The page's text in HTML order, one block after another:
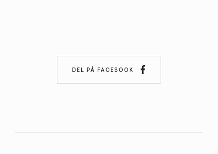
DEL PÅ FACEBOOK 